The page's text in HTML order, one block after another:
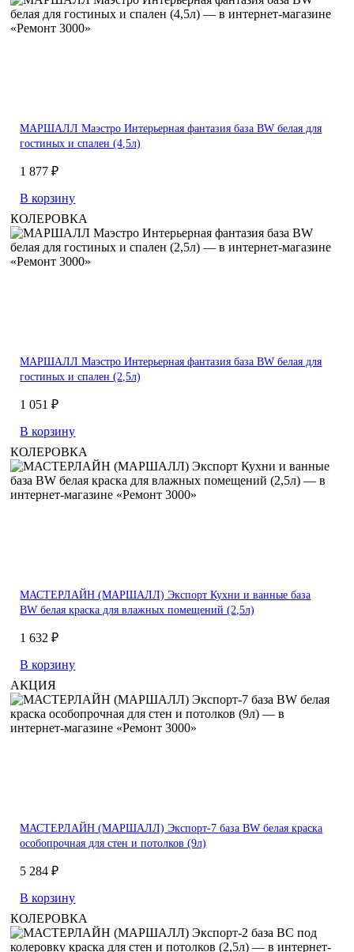
МАРШАЛЛ Маэстро Интерьерная фантазия база BW белая для
гостиных и спален (4,5л)
1 877 ₽
В корзину
КОЛЕРОВКА
МАРШАЛЛ Маэстро Интерьерная фантазия база BW белая для
гостиных и спален (2,5л)
1 051 ₽
В корзину
КОЛЕРОВКА
МАСТЕРЛАЙН (МАРШАЛЛ) Экспорт Кухни и ванные база
BW белая краска для влажных помещений (2,5л)
1 632 ₽
В корзину
АКЦИЯ
МАСТЕРЛАЙН (МАРШАЛЛ) Экспорт-7 база BW белая краска
особопрочная для стен и потолков (9л)
5 284 ₽
В корзину
КОЛЕРОВКА